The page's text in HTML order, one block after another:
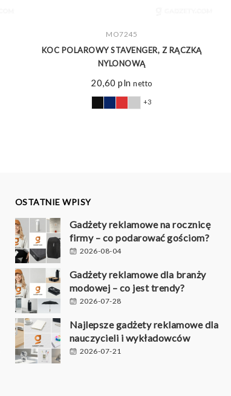
ZOBACZ WIĘCEJ
MO7245
KOC POLAROWY STAVENGER, Z RĄCZKĄ
NYLONOWĄ
20,60pln netto
+3
OSTATNIE WPISY
Gadżety reklamowe na rocznicę
firmy – co podarować gościom?
2026-08-04
Gadżety reklamowe dla branży
modowej – co jest trendy?
2026-07-28
Najlepsze gadżety reklamowe dla
nauczycieli i wykładowców
2026-07-21